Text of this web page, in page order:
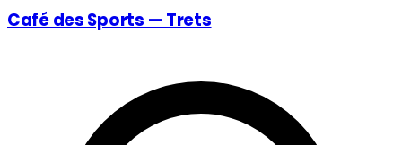
Café des Sports — Trets